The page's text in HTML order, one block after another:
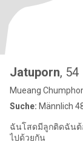
Jatuporn, 54
Mueang
Suche: Männlich
ฉันโสดมีลูกติดฉันต้
ไปด้วยกัน